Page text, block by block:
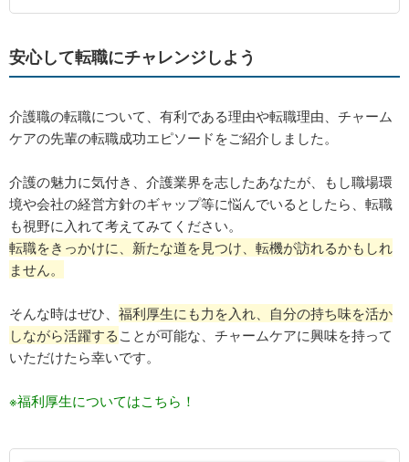
安心して転職にチャレンジしよう
介護職の転職について、有利である理由や転職理由、チャーム
ケアの先輩の転職成功エピソードをご紹介しました。
介護の魅力に気付き、介護業界を志したあなたが、もし職場環
境や会社の経営方針のギャップ等に悩んでいるとしたら、転職
も視野に入れて考えてみてください。
転職をきっかけに、新たな道を見つけ、転機が訪れるかもしれ
ません。
そんな時はぜひ、 福利厚生にも力を入れ、自分の持ち味を活か
しながら活躍する ことが可能な、チャームケアに興味を持って
いただけたら幸いです。
※福利厚生についてはこちら！